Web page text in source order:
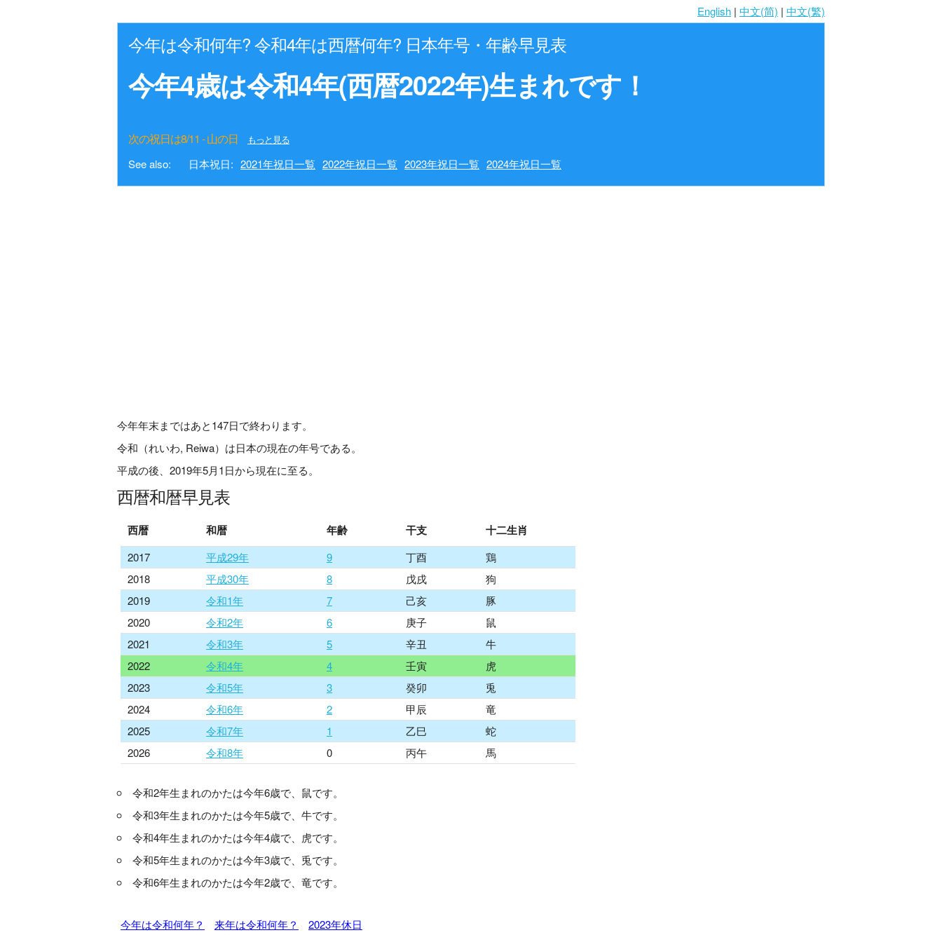
English | 中文(简) | 中文(繁)
今年は令和何年? 令和4年は西暦何年? 日本年号・年齢早見表
今年4歳は令和4年(西暦2022年)生まれです！
次の祝日は8/11 - 山の日 もっと見る
See also: 日本祝日: 2021年祝日一覧 2022年祝日一覧 2023年祝日一覧 2024年祝日一覧
今年年末まではあと147日で終わります。
令和（れいわ, Reiwa）は日本の現在の年号である。
平成の後、2019年5月1日から現在に至る。
西暦和暦早見表
西暦 和暦 年齢 干支 十二生肖
2017 平成29年 9 丁酉
鶏
2018
平成30年 8 戊戌
狗
2019
令和1年 7 己亥
豚
2020
令和2年 6 庚子
鼠
2021
令和3年 5 辛丑
牛
2022
令和4年 4 壬寅
虎
2023
令和5年 3 癸卯
兎
2024
令和6年 2 甲辰
竜
2025
令和7年 1 乙巳
蛇
2026
令和8年 0 丙午 馬
令和2年生まれのかたは今年6歳で、鼠です。
令和3年生まれのかたは今年5歳で、牛です。
令和4年生まれのかたは今年4歳で、虎です。
令和5年生まれのかたは今年3歳で、兎です。
令和6年生まれのかたは今年2歳で、竜です。
今年は令和何年？ 来年は令和何年？ 2023年休日